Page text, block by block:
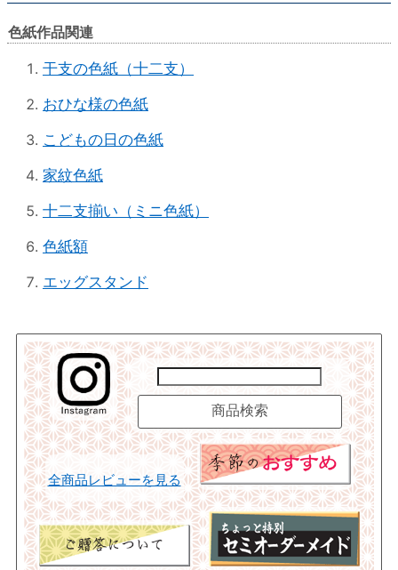
色紙作品関連
干支の色紙（十二支）
おひな様の色紙
こどもの日の色紙
家紋色紙
十二支揃い（ミニ色紙）
色紙額
エッグスタンド
全商品レビューを見る